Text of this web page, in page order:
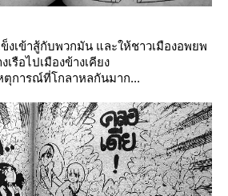
งเข้าสู้กับพวกมัน และให้ชาวเมืองอพยพ
เรือไปเมืองข้างเคียง
ตุการณ์ที่โกลาหลกันมาก...